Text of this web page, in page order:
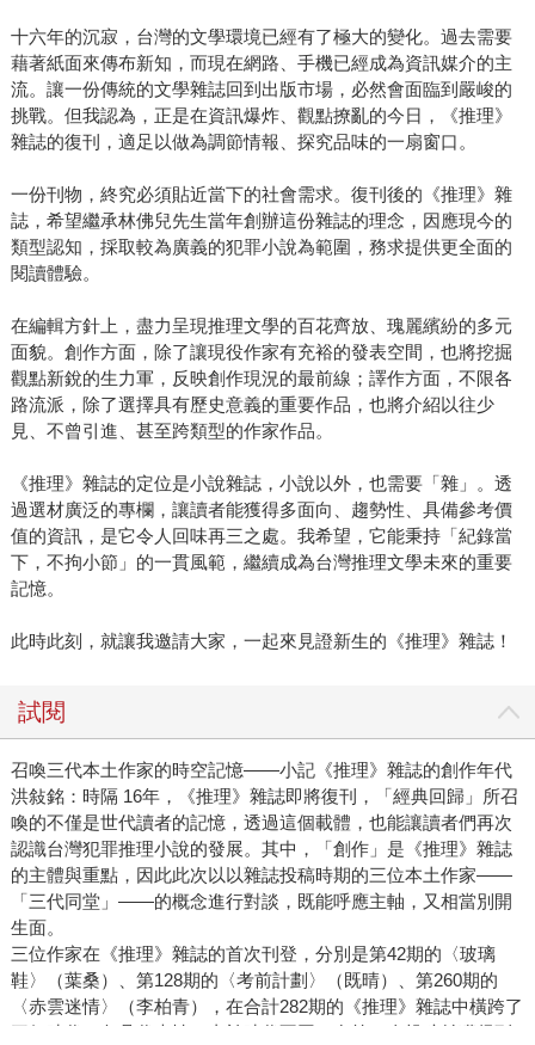
十六年的沉寂，台灣的文學環境已經有了極大的變化。過去需要
藉著紙面來傳布新知，而現在網路、手機已經成為資訊媒介的主
流。讓一份傳統的文學雜誌回到出版市場，必然會面臨到嚴峻的
挑戰。但我認為，正是在資訊爆炸、觀點撩亂的今日，《推理》
雜誌的復刊，適足以做為調節情報、探究品味的一扇窗口。
一份刊物，終究必須貼近當下的社會需求。復刊後的《推理》雜
誌，希望繼承林佛兒先生當年創辦這份雜誌的理念，因應現今的
類型認知，採取較為廣義的犯罪小說為範圍，務求提供更全面的
閱讀體驗。
在編輯方針上，盡力呈現推理文學的百花齊放、瑰麗繽紛的多元
面貌。創作方面，除了讓現役作家有充裕的發表空間，也將挖掘
觀點新銳的生力軍，反映創作現況的最前線；譯作方面，不限各
路流派，除了選擇具有歷史意義的重要作品，也將介紹以往少
見、不曾引進、甚至跨類型的作家作品。
《推理》雜誌的定位是小說雜誌，小說以外，也需要「雜」。透
過選材廣泛的專欄，讓讀者能獲得多面向、趨勢性、具備參考價
值的資訊，是它令人回味再三之處。我希望，它能秉持「紀錄當
下，不拘小節」的一貫風範，繼續成為台灣推理文學未來的重要
記憶。
此時此刻，就讓我邀請大家，一起來見證新生的《推理》雜誌！
試閱
召喚三代本土作家的時空記憶——小記《推理》雜誌的創作年代
洪敍銘：時隔 16年，《推理》雜誌即將復刊，「經典回歸」所召
喚的不僅是世代讀者的記憶，透過這個載體，也能讓讀者們再次
認識台灣犯罪推理小說的發展。其中，「創作」是《推理》雜誌
的主體與重點，因此此次以以雜誌投稿時期的三位本土作家——
「三代同堂」——的概念進行對談，既能呼應主軸，又相當別開
生面。
三位作家在《推理》雜誌的首次刊登，分別是第42期的〈玻璃
鞋〉（葉桑）、第128期的〈考前計劃〉（既晴）、第260期的
〈赤雲迷情〉（李柏青），在合計282期的《推理》雜誌中橫跨了
三個時代，各具代表性。由於時代不同，在第一次投稿並獲得刊